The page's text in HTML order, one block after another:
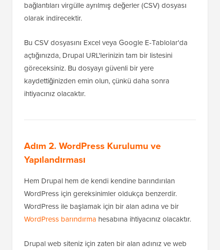
bağlantıları virgülle ayrılmış değerler (CSV) dosyası
olarak indirecektir.
Bu CSV dosyasını Excel veya Google E-Tablolar'da
açtığınızda, Drupal URL'lerinizin tam bir listesini
göreceksiniz. Bu dosyayı güvenli bir yere
kaydettiğinizden emin olun, çünkü daha sonra
ihtiyacınız olacaktır.
Adım 2. WordPress Kurulumu ve
Yapılandırması
Hem Drupal hem de kendi kendine barındırılan
WordPress için gereksinimler oldukça benzerdir.
WordPress ile başlamak için bir alan adına ve bir
WordPress barındırma hesabına ihtiyacınız olacaktır.
Drupal web siteniz için zaten bir alan adınız ve web